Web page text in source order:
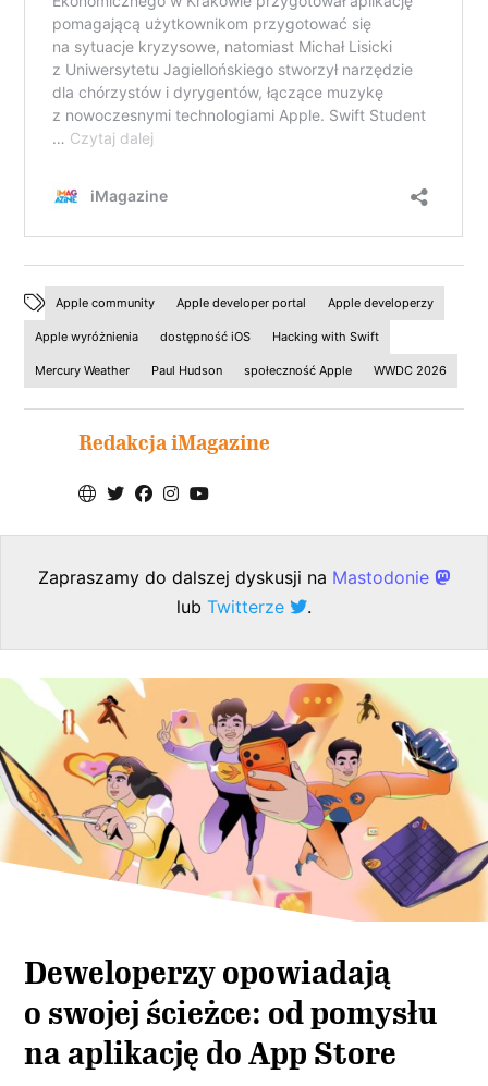
Apple community Apple developer portal Apple developerzy
Apple wyróżnienia dostępność iOS Hacking with Swift
Mercury Weather Paul Hudson społeczność Apple WWDC 2026
Redakcja iMagazine
Zapraszamy do dalszej dyskusji na Mastodonie
lub Twitterze .
Deweloperzy opowiadają
o swojej ścieżce: od pomysłu
na aplikację do App Store